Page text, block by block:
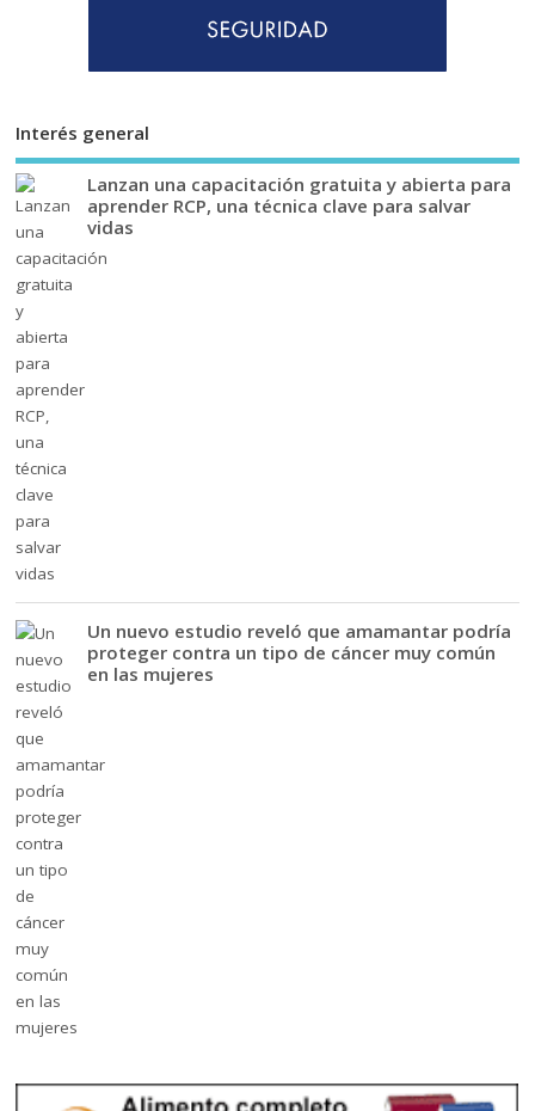
Interés general
Lanzan una capacitación gratuita y abierta para
aprender RCP, una técnica clave para salvar
vidas
Un nuevo estudio reveló que amamantar podría
proteger contra un tipo de cáncer muy común
en las mujeres